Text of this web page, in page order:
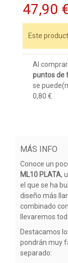
47,90
Este
Al
puntos de
se
0,80 €
MÁS INFO
Conoce un
ML10 PLATA,
el que se ha
diseño más
combinado
llevaremos
Destacamos
pondrán muy
separado: